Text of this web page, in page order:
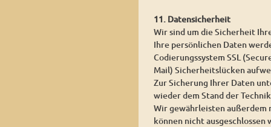
11. Datensicherheit
Wir sind um die Sicherheit
Ihre persönlichen Daten
Codierungssystem SSL
Mail) Sicherheitslücken
Zur Sicherung Ihrer Daten
wieder dem Stand der
Wir gewährleisten außerdem
können nicht